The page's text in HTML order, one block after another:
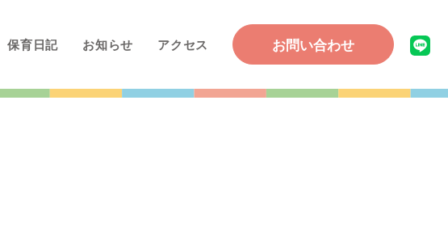
保育日記 お知らせ アクセス お問い合わせ